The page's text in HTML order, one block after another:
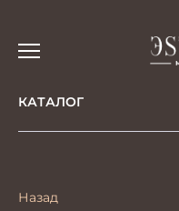
КАТАЛОГ
Назад